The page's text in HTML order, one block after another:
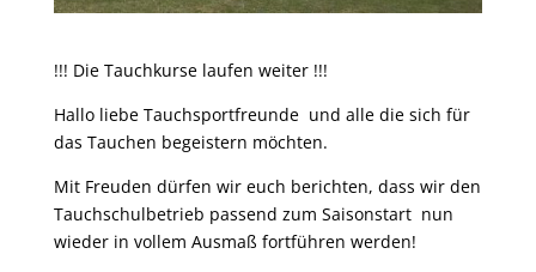
!!! Die Tauchkurse laufen weiter !!!
Hallo liebe Tauchsportfreunde und alle die sich für
das Tauchen begeistern möchten.
Mit Freuden dürfen wir euch berichten, dass wir den
Tauchschulbetrieb passend zum Saisonstart nun
wieder in vollem Ausmaß fortführen werden!